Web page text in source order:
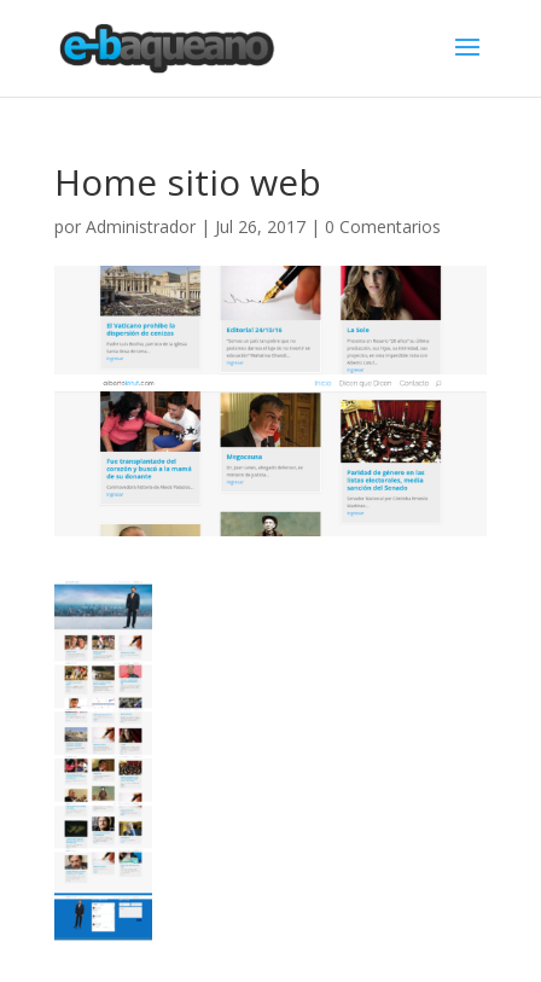
Home sitio web
por Administrador| Jul 26, 2017| 0 Comentarios